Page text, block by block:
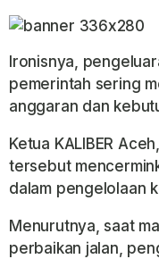
Ironisnya,
pemerintah sering
anggaran dan
Ketua KALIBER
tersebut
dalam pengelolaan
Menurutnya, saat
perbaikan jalan,